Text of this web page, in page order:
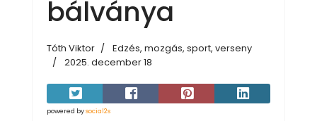
bálványa
Tóth Viktor
Edzés, mozgás, sport, verseny
2025. december 18
powered bysocial2s